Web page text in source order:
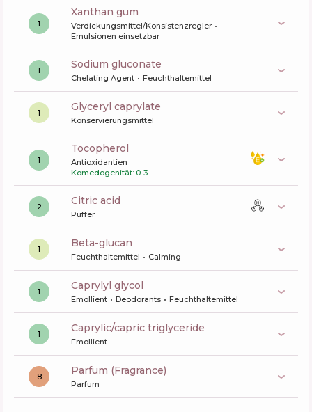
1
xanthan gum
Verdickungsmittel/Konsistenzregler
Emulsionen einsetzbar
1 sodium gluconate
Chelating Agent Feuchthaltemittel
1 glyceryl caprylate
Konservierungsmittel
1
tocopherol
Antioxidantien
Komedogenität: 0-3
2 citric acid
Puffer
1 beta-glucan
Feuchthaltemittel Calming
1 caprylyl glycol
Emollient Deodorants Feuchthaltemittel
1 caprylic/capric triglyceride
Emollient
8 Parfum (Fragrance)
Parfum